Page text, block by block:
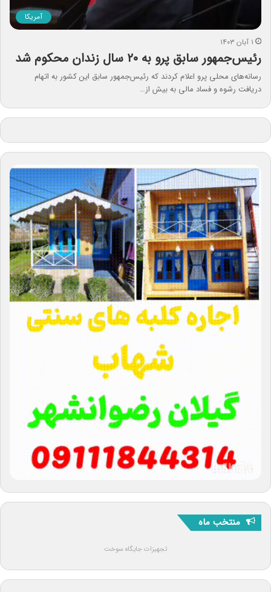
آمریکا
۱ آبان ۱۴۰۳
رئیس‌جمهور سابق پرو به ۲۰ سال زندان محکوم شد
رسانه‌های محلی پرو اعلام کردند که رئیس‌جمهور سابق این کشور به اتهام
دریافت رشوه و فساد مالی به بیش از…
منتخب ماه
تجهیزات جایگاه سوخت